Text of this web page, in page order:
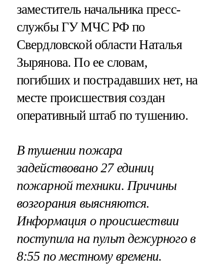
заместитель начальника пресс-
службы ГУ МЧС РФ по
Свердловской области Наталья
Зырянова. По ее словам,
погибших и пострадавших нет, на
месте происшествия создан
оперативный штаб по тушению.
В тушении пожара
задействовано 27 единиц
пожарной техники.Причины
возгорания выясняются.
Информация о происшествии
поступила на пульт дежурного в
8:55 по местному времени.